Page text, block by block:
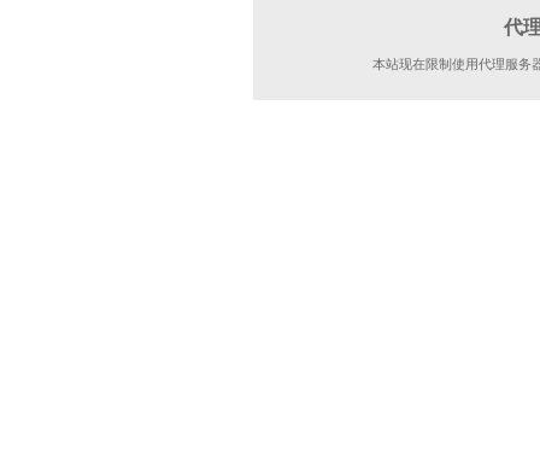
代
本站现在限制使用代理服务